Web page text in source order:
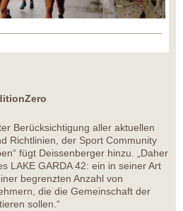
Berücksichtigung aller aktuellen
Richtlinien, der Sport Community
fügt Deissenberger hinzu. „Daher
LAKE GARDA 42: ein in seiner Art
begrenzten Anzahl von
die die Gemeinschaft der
sollen.“